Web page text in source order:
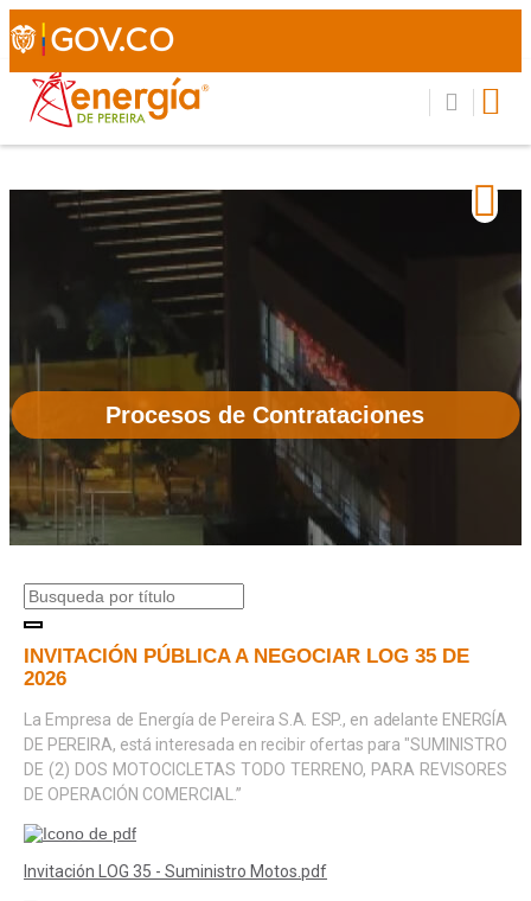
Procesos de Contrataciones
INVITACIÓN PÚBLICA A NEGOCIAR LOG 35 DE
2026
La Empresa de Energía de Pereira S.A. ESP., en adelante ENERGÍA
DE PEREIRA, está interesada en recibir ofertas para "SUMINISTRO
DE (2) DOS MOTOCICLETAS TODO TERRENO, PARA REVISORES
DE OPERACIÓN COMERCIAL
.”
Invitación LOG 35 - Suministro Motos.pdf